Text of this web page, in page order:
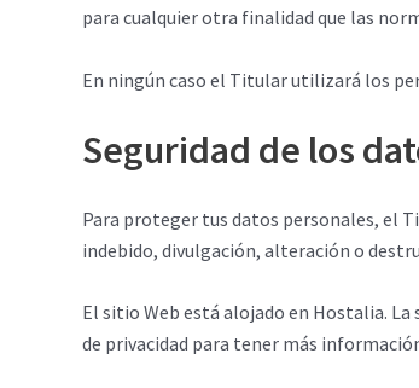
para cualquier otra finalidad que las
En ningún caso el Titular utilizará los
Seguridad de los
Para proteger tus datos personales, el
indebido, divulgación, alteración o
El sitio Web está alojado en Hostalia.
de privacidad para tener más